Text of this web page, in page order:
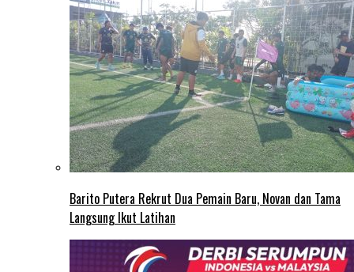
Barito Putera Rekrut Dua Pemain Baru, Novan dan Tama
Langsung Ikut Latihan